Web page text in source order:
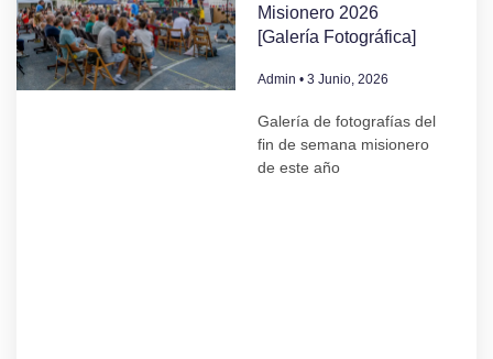
Misionero 2026
[Galería Fotográfica]
Admin 3 Junio, 2026
Galería de fotografías del
fin de semana misionero
de este año